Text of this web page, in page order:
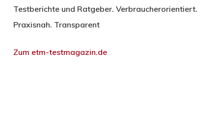
Testberichte und Ratgeber. Verbraucherorientiert.
Praxisnah. Transparent
Zum etm-testmagazin.de